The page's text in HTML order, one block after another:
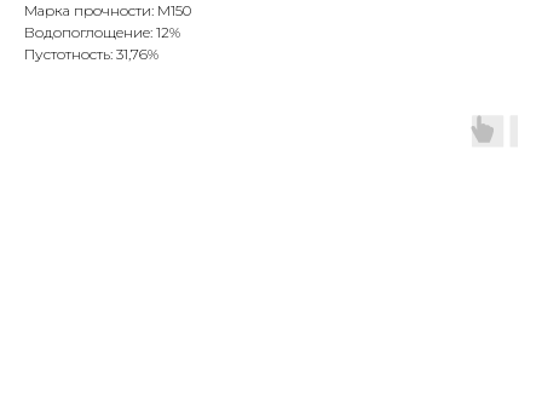
Марка прочности: М150
Водопоглощение: 12%
Пустотность: 31,76%